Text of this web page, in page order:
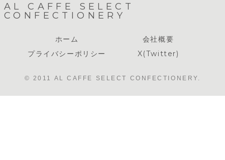
AL CAFFE SELECT
CONFECTIONERY
ホーム
会社概要
プライバシーポリシー
X(Twitter)
© 2011 AL CAFFE SELECT CONFECTIONERY.